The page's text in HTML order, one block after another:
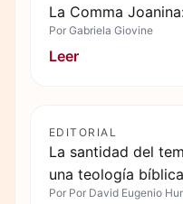
La Comma
Por Gabriela Giovine
Leer
EDITORIAL
La santidad del
una teología
Por Por David Eugenio